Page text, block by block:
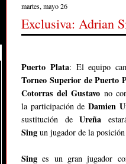
martes, mayo 26
Exclusiva: Adrian
Puerto Plata: El equipo
Torneo Superior de Puerto
Cotorras del Gustavo no
la participación de Damien
sustitución de Ureña
Sing un jugador de la
Sing es un gran jugador